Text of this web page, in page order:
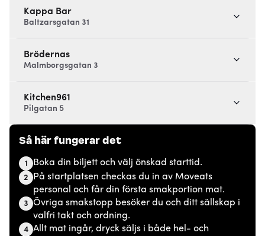
Kappa Bar
Baltzarsgatan 31
Brödernas
Malmborgsgatan 3
Kitchen961
Pilgatan 5
Så här fungerar det
1 Boka din biljett och välj önskad starttid.
2
På startplatsen checkas du in av Moveats
personal och får din första smakportion mat.
3 Övriga smakstopp besöker du och ditt sällskap i
valfri takt och ordning.
4 Allt mat ingår, dryck säljs i både hel- och